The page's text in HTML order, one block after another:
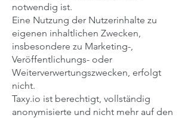
notwendig ist.
Eine Nutzung der Nutzerinhalte zu
eigenen inhaltlichen Zwecken,
insbesondere zu Marketing-,
Veröffentlichungs- oder
Weiterverwertungszwecken, erfolgt
nicht.
Taxy.io ist berechtigt, vollständig
anonymisierte und nicht mehr auf den